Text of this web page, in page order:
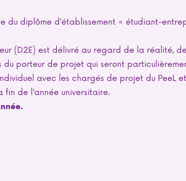
du diplôme d’établissement « étudiant-
(D2E) est délivré au regard de la réalité,
porteur de projet qui seront
avec les chargés de projet du PeeL
de l’année universitaire.